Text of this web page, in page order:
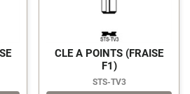
CLE A POINTS (FRAISE
F1)
STS-TV3